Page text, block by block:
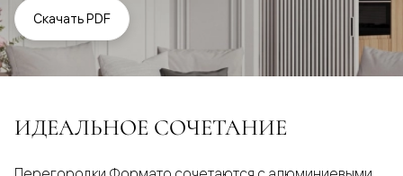
Скачать PDF
ИДЕАЛЬНОЕ СОЧЕТАНИЕ